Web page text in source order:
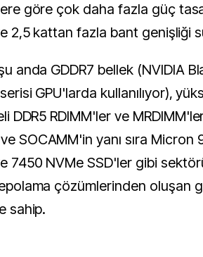
göre çok daha fazla güç
2,5 kattan fazla bant genişliği
anda GDDR7 bellek (NVIDIA
GPU'larda kullanılıyor),
DDR5 RDIMM'ler ve
SOCAMM'in yanı sıra Micron
7450 NVMe SSD'ler gibi
çözümlerinden oluşan
sahip.